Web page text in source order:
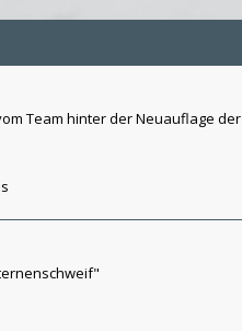
Team hinter der Neuauflage der